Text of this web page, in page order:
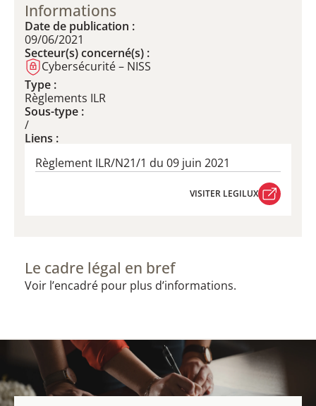
Informations
Date de publication :
09/06/2021
Secteur(s) concerné(s) :
Cybersécurité – NISS
Type :
Règlements ILR
Sous-type :
/
Liens :
Règlement ILR/N21/1 du 09 juin 2021
VISITER LEGILUX
Le cadre légal en bref
Voir l’encadré pour plus d’informations.